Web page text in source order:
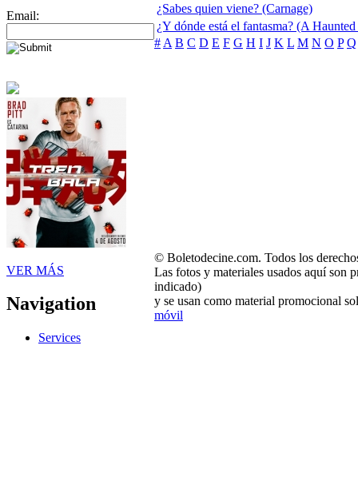
Email:
VER MÁS
Navigation
Services
¿Sabes quien viene? (Carnage)
¿Y dónde está el fantasma? (A
# A B C D E F G H I J K L M N O P Q
© Boletodecine.com. Todos los
Las fotos y materiales usados aquí son
indicado)
y se usan como material promocional
móvil